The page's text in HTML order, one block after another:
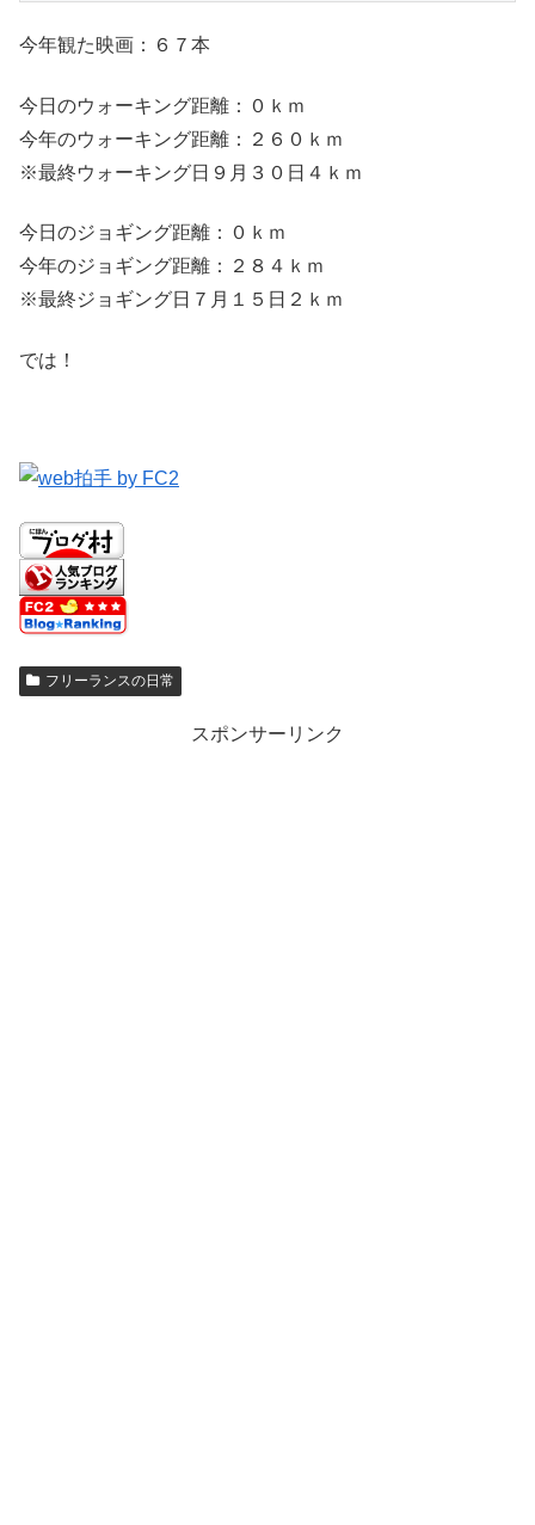
今年観た映画：６７本
今日のウォーキング距離：０ｋｍ
今年のウォーキング距離：２６０ｋｍ
※最終ウォーキング日９月３０日４ｋｍ
今日のジョギング距離：０ｋｍ
今年のジョギング距離：２８４ｋｍ
※最終ジョギング日７月１５日２ｋｍ
では！
フリーランスの日常
スポンサーリンク